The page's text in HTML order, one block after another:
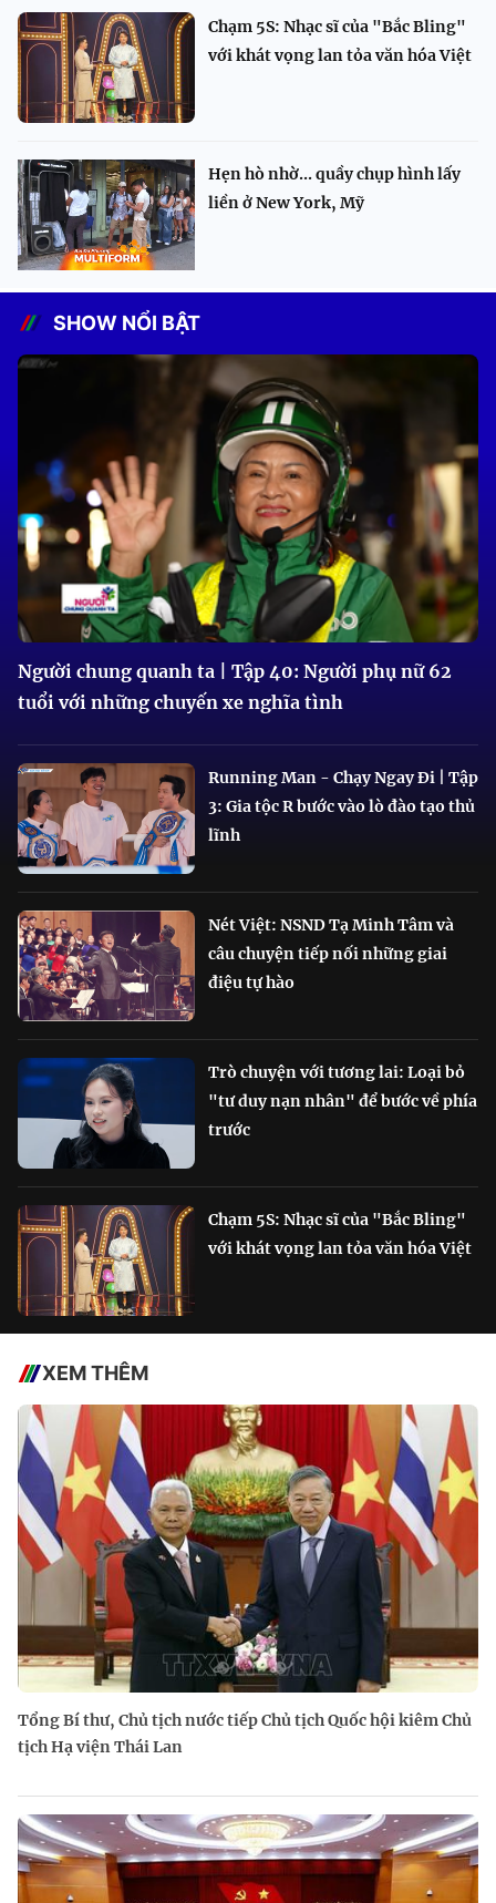
Chạm 5S: Nhạc sĩ của "Bắc Bling"
với khát vọng lan tỏa văn hóa Việt
Hẹn hò nhờ... quầy chụp hình lấy
liền ở New York, Mỹ
SHOW NỔI BẬT
Người chung quanh ta | Tập 40: Người phụ nữ 62
tuổi với những chuyến xe nghĩa tình
Running Man - Chạy Ngay Đi | Tập
3: Gia tộc R bước vào lò đào tạo thủ
lĩnh
Nét Việt: NSND Tạ Minh Tâm và
câu chuyện tiếp nối những giai
điệu tự hào
Trò chuyện với tương lai: Loại bỏ
"tư duy nạn nhân" để bước về phía
trước
Chạm 5S: Nhạc sĩ của "Bắc Bling"
với khát vọng lan tỏa văn hóa Việt
XEM THÊM
Tổng Bí thư, Chủ tịch nước tiếp Chủ tịch Quốc hội kiêm Chủ
tịch Hạ viện Thái Lan